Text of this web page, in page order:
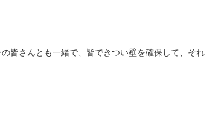
皆さんとも一緒で、 皆できつい壁を確保して、それ